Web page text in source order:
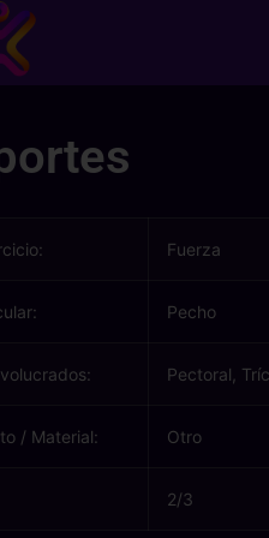
Fuerza
Pecho
Pectoral,
/ Material: Otro
2/3